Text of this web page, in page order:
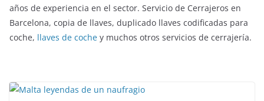
años de experiencia en el sector. Servicio de Cerrajeros en
Barcelona, copia de llaves, duplicado llaves codificadas para
coche, llaves de coche y muchos otros servicios de cerrajería.